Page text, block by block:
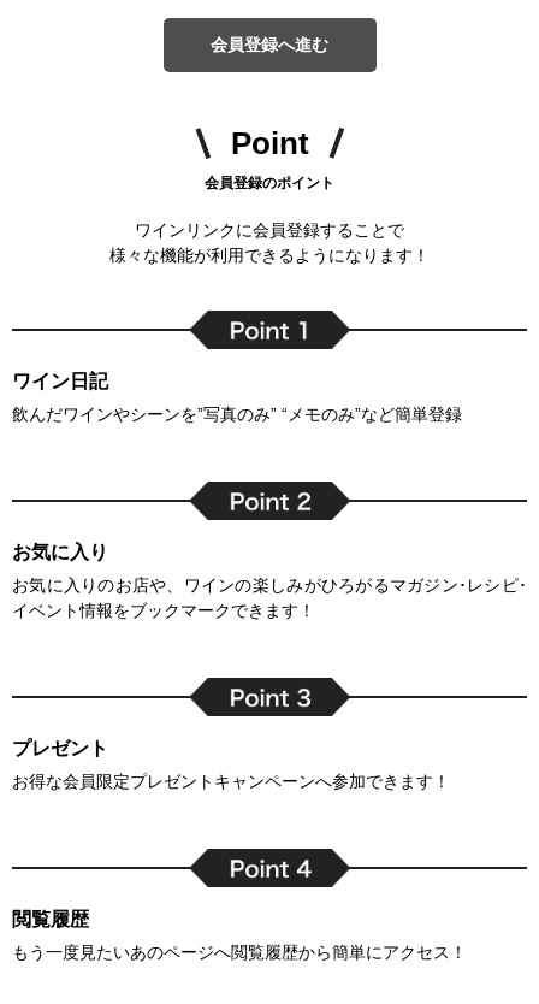
会員登録へ進む
Point
会員登録のポイント
ワインリンクに会員登録することで
様々な機能が利用できるようになります！
ワイン日記
飲んだワインやシーンを”写真のみ” “メモのみ”など簡単登録
お気に入り
お気に入りのお店や、ワインの楽しみがひろがるマガジン･レシピ･
イベント情報をブックマークできます！
プレゼント
お得な会員限定プレゼントキャンペーンへ参加できます！
閲覧履歴
もう一度見たいあのページへ閲覧履歴から簡単にアクセス！